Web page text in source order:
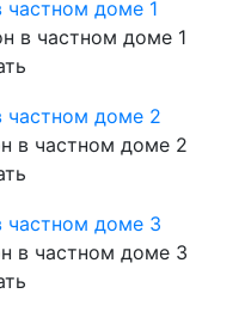
в частном доме 1
в частном доме 2
в частном доме 3